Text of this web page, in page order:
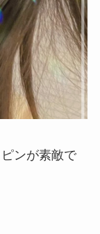
ンが素敵で